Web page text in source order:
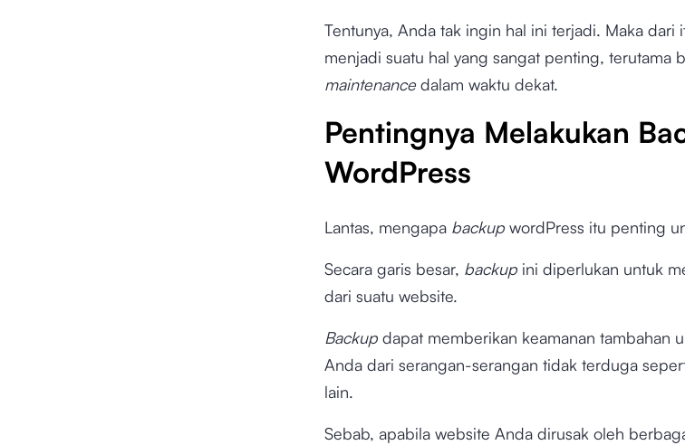
Tentunya, Anda tak ingin hal ini terjadi. Maka dari
menjadi suatu hal yang sangat penting, terutama
maintenancedalam waktu dekat.
Pentingnya Melakukan
WordPress
Lantas, mengapa backup wordPress itu penting
Secara garis besar, backupini diperlukan untuk
dari suatu website.
Backupdapat memberikan keamanan tambahan
Anda dari serangan-serangan tidak terduga
lain.
Sebab, apabila website Anda dirusak oleh